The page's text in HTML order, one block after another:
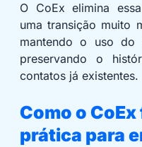
O CoEx elimina
uma transição muito
mantendo o uso do
preservando o
contatos já existentes.
Como o
prática para